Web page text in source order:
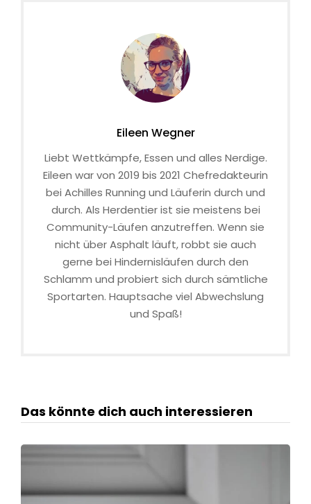
Eileen Wegner
Liebt Wettkämpfe, Essen und alles Nerdige.
Eileen war von 2019 bis 2021 Chefredakteurin
bei Achilles Running und Läuferin durch und
durch. Als Herdentier ist sie meistens bei
Community-Läufen anzutreffen. Wenn sie
nicht über Asphalt läuft, robbt sie auch
gerne bei Hindernisläufen durch den
Schlamm und probiert sich durch sämtliche
Sportarten. Hauptsache viel Abwechslung
und Spaß!
Das könnte dich auch interessieren